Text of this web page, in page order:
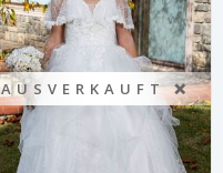
AUSVERKAUFT ❌